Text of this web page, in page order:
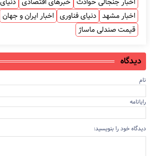
اخبار مشهد دنیای فناوری اخبار ایران و جهان
قیمت صندلی ماساژ
دیدگاه
نام
رایانامه
دیدگاه خود را بنویسید: